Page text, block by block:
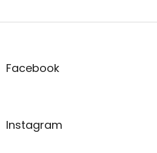
Z
aFacebook
Instagram